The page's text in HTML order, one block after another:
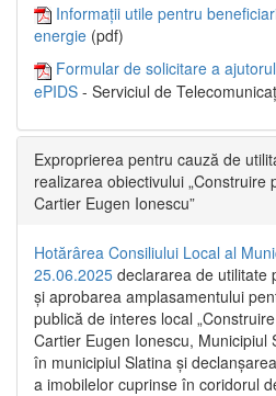
Informații utile pentru
energie (pdf)
Formular de solicitare a
ePIDS - Serviciul de
Exproprierea pentru cauză de
realizarea obiectivului „Construire
Cartier Eugen Ionescu”
Hotărârea Consiliului Local al
25.06.2025 declararea de utilitate
și aprobarea amplasamentului
publică de interes local
Cartier Eugen Ionescu, Municipiul
în municipiul Slatina și
a imobilelor cuprinse în coridorul